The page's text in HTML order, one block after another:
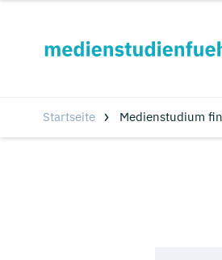
Startseite Medienstudium